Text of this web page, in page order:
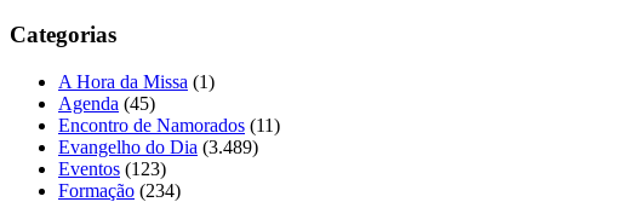
Categorias
A Hora da Missa (1)
Agenda (45)
Encontro de Namorados (11)
Evangelho do Dia (3.489)
Eventos (123)
Formação (234)